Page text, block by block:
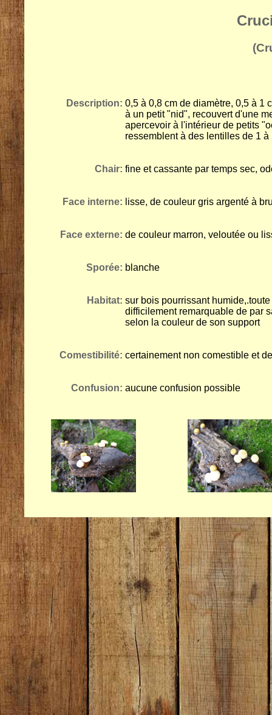
Description: 0,5 à 0,8 cm de diamètre, 0,5 à 1
à un petit "nid", recouvert d'une
apercevoir à l'intérieur de petits
ressemblent à des lentilles de 1
Chair: fine et cassante par temps sec,
Face interne: lisse, de couleur gris argenté à
Face externe: de couleur marron, veloutée ou
Sporée: blanche
Habitat: sur bois pourrissant
difficilement remarquable de par
selon la couleur de son support
Comestibilité: certainement non comestible et
Confusion: aucune confusion possible